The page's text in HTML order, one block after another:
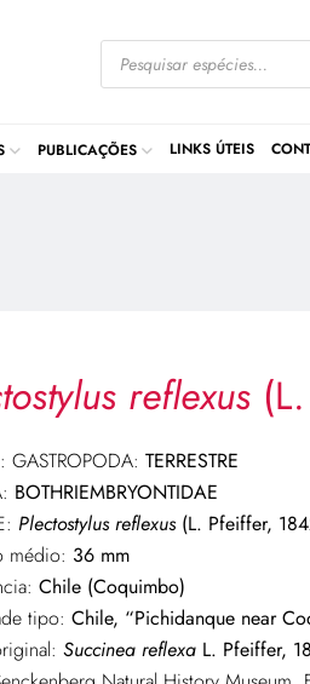
PUBLICAÇÕES LINKS ÚTEIS
reflexus(L.
GASTROPODA: TERRESTRE
BOTHRIEMBRYONTIDAE
Plectostylus reflexus(L. Pfeiffer,
médio: 36 mm
Chile (Coquimbo)
tipo: Chile, “Pichidanque near
Succinea reflexaL. Pfeiffer,